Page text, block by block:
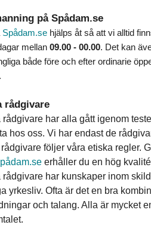
på Spådam.se
Spådam.sehjälps åt så att vi alltid
mellan 09.00 - 00.00. Det kan
både före och efter ordinarie
rådgivare
rådgivare har alla gått igenom
hos oss. Vi har endast de
följer våra etiska regler.
erhåller du en hög
rådgivare har kunskaper inom
yrkesliv. Ofta är det en bra
och talang. Alla är mycket